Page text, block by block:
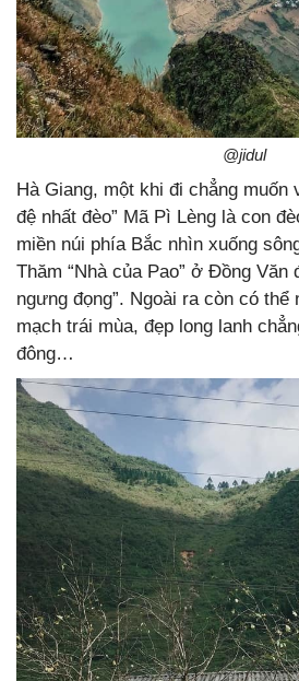
@jidul
Hà Giang, một khi đi chẳng muốn
đệ nhất đèo” Mã Pì Lèng là con
miền núi phía Bắc nhìn xuống
Thăm “Nhà của Pao” ở Đồng Văn
ngưng đọng”. Ngoài ra còn có thể
mạch trái mùa, đẹp long lanh
đông…